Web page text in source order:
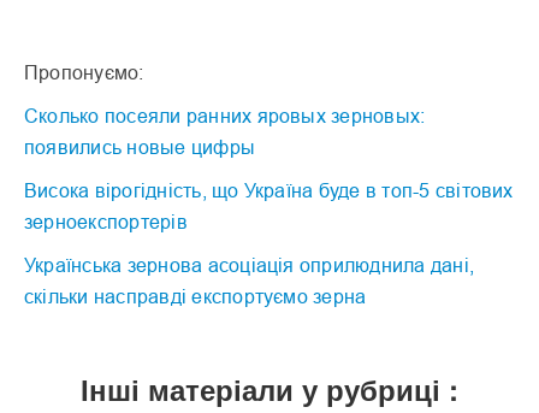
Пропонуємо:
Сколько посеяли ранних яровых зерновых:
появились новые цифры
Висока вірогідність, що Україна буде в топ-5 світових
зерноекспортерів
Українська зернова асоціація оприлюднила дані,
скільки насправді експортуємо зерна
Інші матеріали у рубриці :